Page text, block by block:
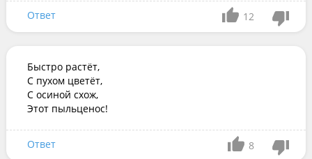
Ответ 12
Быстро растёт,
С пухом цветёт,
С осиной схож,
Этот пыльценос!
Ответ 8